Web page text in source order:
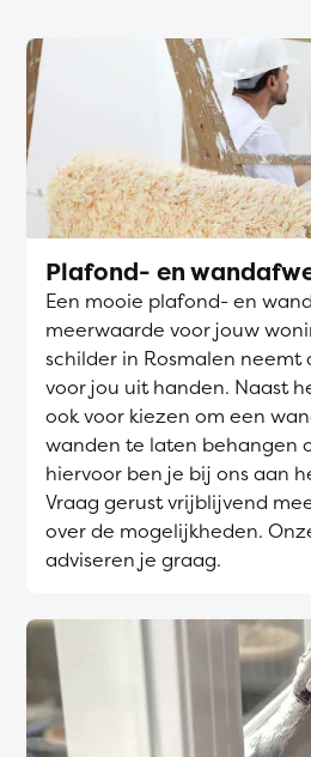
Plafond- en
Een mooie plafond- en
meerwaarde voor jouw
schilder in Rosmalen neemt
voor jou uit handen. Naast
ook voor kiezen om een
wanden te laten behangen
hiervoor ben je bij ons aan
Vraag gerust vrijblijvend
over de mogelijkheden.
adviseren je graag.